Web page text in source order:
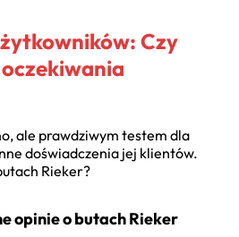
Czy
ale prawdziwym testem dla
doświadczenia jej klientów.
Rieker?
opinie o butach Rieker